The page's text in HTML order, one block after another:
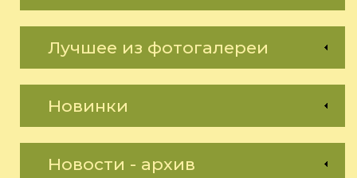
Лучшее из фотогалереи
Новинки
Новости - архив